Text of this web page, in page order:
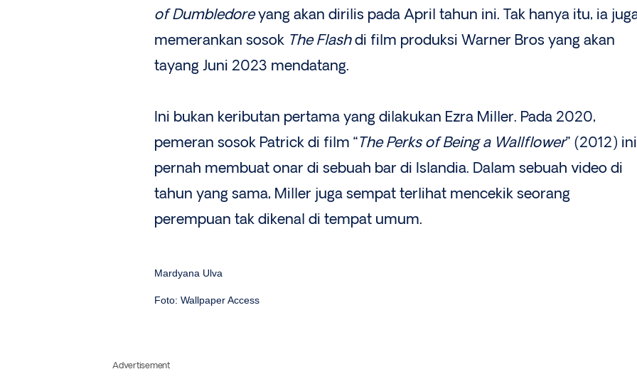
of Dumbledoreyang akan dirilis pada April tahun ini. Tak hanya itu, ia
memerankan sosok The Flashdi film produksi Warner Bros yang akan
tayang Juni 2023 mendatang.
Ini bukan keributan pertama yang dilakukan Ezra Miller. Pada 2020,
pemeran sosok Patrick di film “The Perks of Being a Wallflower” (2012) ini
pernah membuat onar di sebuah bar di Islandia. Dalam sebuah video di
tahun yang sama, Miller juga sempat terlihat mencekik seorang
perempuan tak dikenal di tempat umum.
Mardyana Ulva
Foto: Wallpaper Access
Advertisement